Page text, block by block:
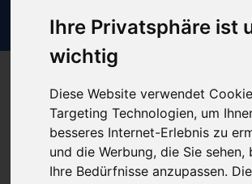
Ihre Privatsphäre ist
wichtig
Diese Website verwendet
Targeting Technologien, um
besseres Internet-Erlebnis zu
und die Werbung, die Sie sehen,
Ihre Bedürfnisse anzupassen.
Endofalk Tropic Btl
Produkt empfehlen
Kein Preis bekannt